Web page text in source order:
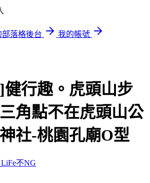
部落格後台
我的帳號
行趣。虎頭山步
角點不在虎頭山公
社-桃園孔廟O型
LiFe不NG